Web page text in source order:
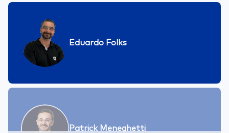
Eduardo Folks
Patrick Meneghetti